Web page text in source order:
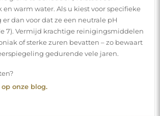
aan uw deur ontvangt. Voor een
40,- bieden wij ook
een leveringsservice
waarmee het pakket rechtstreeks in uw
(voor afmetingen tot 80×120 cm of
100 cm). Voor grotere producten kan
u deze service niet bij de bestelling
zal de bezorger het pakket niet binnen in